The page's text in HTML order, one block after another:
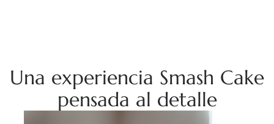
Una experiencia Smash Cake
pensada al detalle